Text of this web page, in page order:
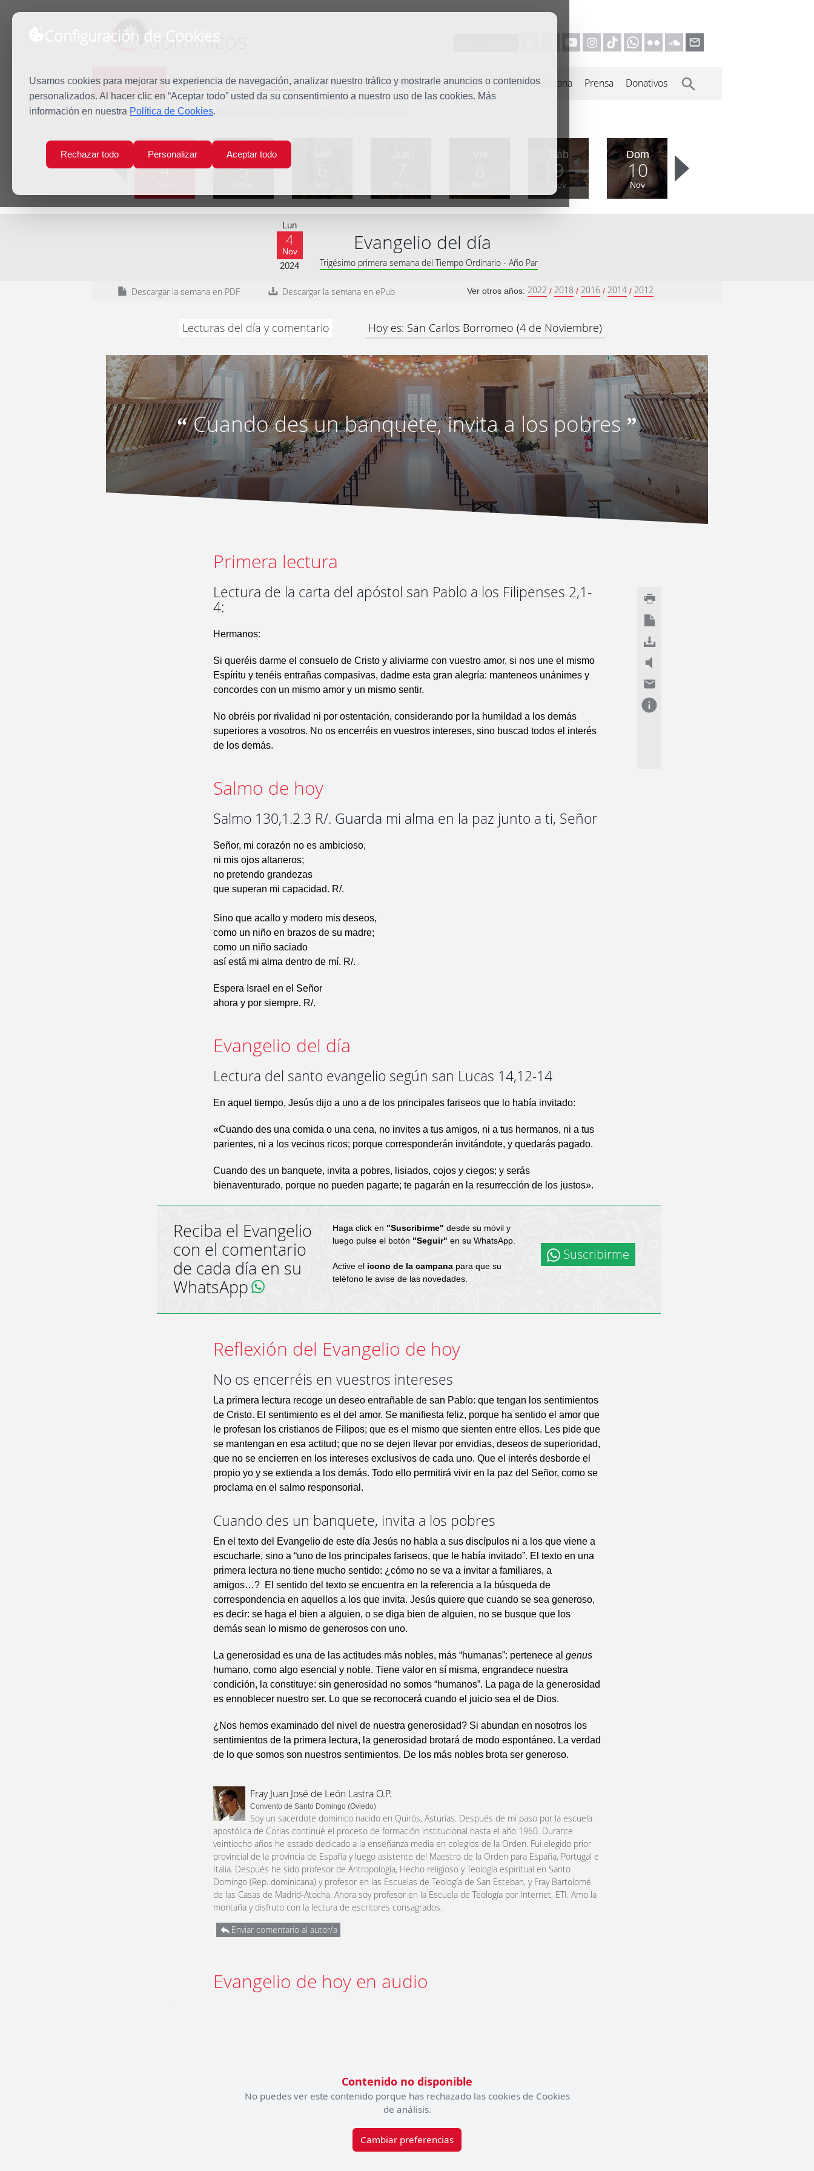
Configuración de Cookies
Usamos cookies para mejorar su experiencia de navegación, analizar nuestro tráfico y mostrarle anuncios o contenidos
personalizados. Al hacer clic en “Aceptar todo” usted da su consentimiento a nuestro uso de las cookies. Más
información en nuestra Política de Cookies.
Rechazar todo Personalizar Aceptar todo
dominicos
Predicación Espiritualidad Estudio Quiénes somos Misión Vocaciones Familia Dominicana Prensa Donativos
Inicio Predicación Lunes de la Trigésimo primera semana del Tiempo Ordinario, Año par
Lun
4
Mar
5
Sáb
9
Nov
Dom
10
Nov
Lun
4
Nov
2024
Evangelio del día
Trigésimo primera semana del Tiempo Ordinario - Año Par
Descargar la semana en PDF Descargar la semana en ePub Ver otros años: 2022 / 2018 / 2016 / 2014 / 2012
Lecturas del día y comentario Hoy es: San Carlos Borromeo (4 de Noviembre)
“Cuando des un banquete, invita a los pobres ”
Primera lectura
Lectura de la carta del apóstol san Pablo a los Filipenses 2,1-
4:
Hermanos:
Si queréis darme el consuelo de Cristo y aliviarme con vuestro amor, si nos une el mismo
Espíritu y tenéis entrañas compasivas, dadme esta gran alegría: manteneos unánimes y
concordes con un mismo amor y un mismo sentir.
No obréis por rivalidad ni por ostentación, considerando por la humildad a los demás
superiores a vosotros. No os encerréis en vuestros intereses, sino buscad todos el interés
de los demás.
Salmo de hoy
Salmo 130,1.2.3 R/. Guarda mi alma en la paz junto a ti, Señor
Señor, mi corazón no es ambicioso,
ni mis ojos altaneros;
no pretendo grandezas
que superan mi capacidad. R/.
Sino que acallo y modero mis deseos,
como un niño en brazos de su madre;
como un niño saciado
así está mi alma dentro de mí. R/.
Espera Israel en el Señor
ahora y por siempre. R/.
Evangelio del día
Lectura del santo evangelio según san Lucas 14,12-14
En aquel tiempo, Jesús dijo a uno a de los principales fariseos que lo había invitado:
«Cuando des una comida o una cena, no invites a tus amigos, ni a tus hermanos, ni a tus
parientes, ni a los vecinos ricos; porque corresponderán invitándote, y quedarás pagado.
Cuando des un banquete, invita a pobres, lisiados, cojos y ciegos; y serás
bienaventurado, porque no pueden pagarte; te pagarán en la resurrección de los justos».
Reciba el Evangelio
con el comentario
de cada día en su
WhatsApp
Haga click en "Suscribirme" desde su móvil y
luego pulse el botón "Seguir" en su WhatsApp.
Active el icono de la campanapara que su
teléfono le avise de las novedades.
Suscribirme
Reflexión del Evangelio de hoy
No os encerréis en vuestros intereses
La primera lectura recoge un deseo entrañable de san Pablo: que tengan los sentimientos
de Cristo. El sentimiento es el del amor. Se manifiesta feliz, porque ha sentido el amor que
le profesan los cristianos de Filipos; que es el mismo que sienten entre ellos. Les pide que
se mantengan en esa actitud; que no se dejen llevar por envidias, deseos de superioridad,
que no se encierren en los intereses exclusivos de cada uno. Que el interés desborde el
propio yo y se extienda a los demás. Todo ello permitirá vivir en la paz del Señor, como se
proclama en el salmo responsorial.
Cuando des un banquete, invita a los pobres
En el texto del Evangelio de este día Jesús no habla a sus discípulos ni a los que viene a
escucharle, sino a “uno de los principales fariseos, que le había invitado”. El texto en una
primera lectura no tiene mucho sentido: ¿cómo no se va a invitar a familiares, a
amigos…? El sentido del texto se encuentra en la referencia a la búsqueda de
correspondencia en aquellos a los que invita. Jesús quiere que cuando se sea generoso,
es decir: se haga el bien a alguien, o se diga bien de alguien, no se busque que los
demás sean lo mismo de generosos con uno.
La generosidad es una de las actitudes más nobles, más “humanas”: pertenece al genus
humano, como algo esencial y noble. Tiene valor en sí misma, engrandece nuestra
condición, la constituye: sin generosidad no somos “humanos”. La paga de la generosidad
es ennoblecer nuestro ser. Lo que se reconocerá cuando el juicio sea el de Dios.
¿Nos hemos examinado del nivel de nuestra generosidad? Si abundan en nosotros los
sentimientos de la primera lectura, la generosidad brotará de modo espontáneo. La verdad
de lo que somos son nuestros sentimientos. De los más nobles brota ser generoso.
Fray Juan José de León Lastra O.P.
Convento de Santo Domingo (Oviedo)
Soy un sacerdote dominico nacido en Quirós, Asturias. Después de mi paso por la escuela
apostólica de Corias continué el proceso de formación institucional hasta el año 1960. Durante
veintiocho años he estado dedicado a la enseñanza media en colegios de la Orden. Fui elegido prior
provincial de la provincia de España y luego asistente del Maestro de la Orden para España, Portugal e
Italia. Después he sido profesor de Antropología, Hecho religioso y Teología espiritual en Santo
Domingo (Rep. dominicana) y profesor en las Escuelas de Teología de San Esteban, y Fray Bartolomé
de las Casas de Madrid-Atocha. Ahora soy profesor en la Escuela de Teología por Internet, ETI. Amo la
montaña y disfruto con la lectura de escritores consagrados.
Enviar comentario al autor/a
Evangelio de hoy en audio
Contenido no disponible
No puedes ver este contenido porque has rechazado las cookies de Cookies
de análisis.
Cambiar preferencias